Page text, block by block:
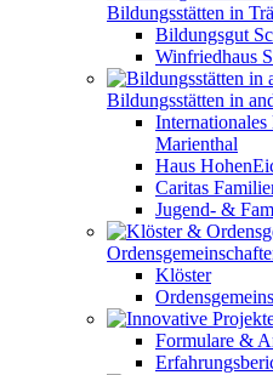
Bildungsstätten in
Bildungsgut
Winfriedhaus
Bildungsstätten in
Internationales
Marienthal
Haus
Caritas
Jugend- &
Klöster
Formulare &